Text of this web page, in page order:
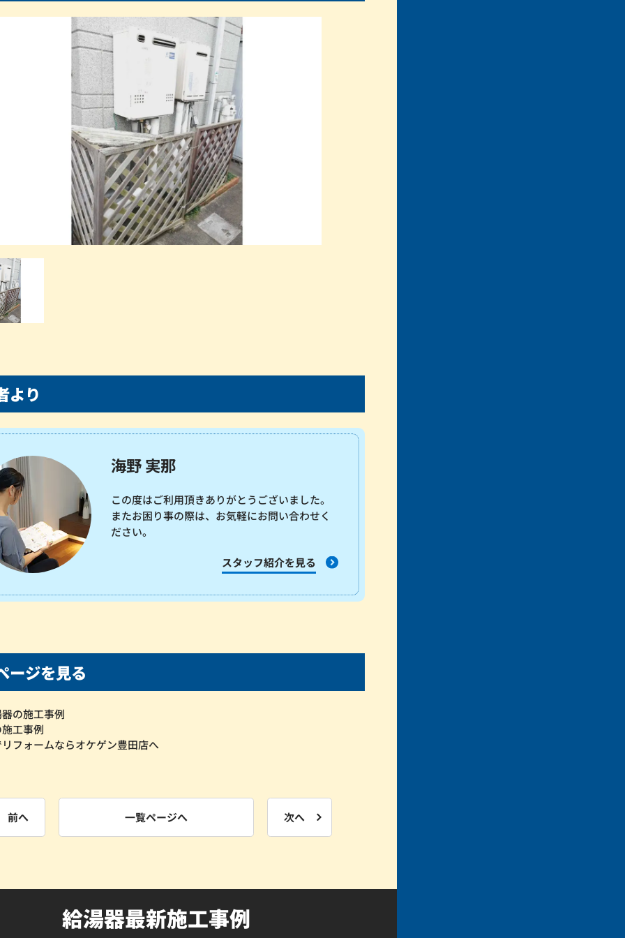
より
海野 実那
この度はご利用頂きありがとうございました。
またお困り事の際は、お気軽にお問い合わせく
ださい。
スタッフ紹介を見る
ージを見る
の施工事例
工事例
フォームならオケゲン豊田店へ
前へ 一覧ページへ 次へ
給湯器最新施工事例